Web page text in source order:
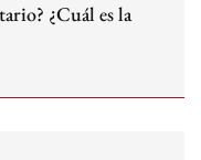
¿Cuál es la